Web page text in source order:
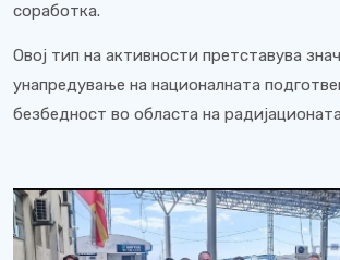
соработка.
Овој тип на активности претставува
унапредување на националната
безбедност во областа на